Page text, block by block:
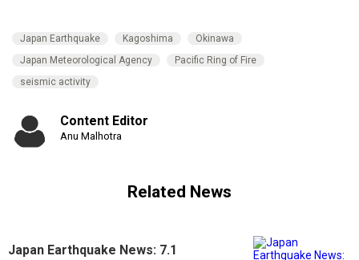
Japan Earthquake Kagoshima
Okinawa
Japan Meteorological Agency
Pacific Ring of Fire
seismic activity
Content Editor
Anu Malhotra
Related News
Japan Earthquake News: 7.1